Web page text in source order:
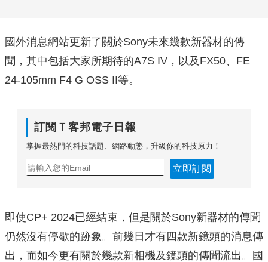
國外消息網站更新了關於Sony未來幾款新器材的傳
聞，其中包括大家所期待的A7S IV，以及FX50、FE
24-105mm F4 G OSS II等。
訂閱Ｔ客邦電子日報
掌握最熱門的科技話題、網路動態，升級你的科技原力！
立即訂閱
即使CP+ 2024已經結束，但是關於Sony新器材的傳聞
仍然沒有停歇的跡象。前幾日才有四款新鏡頭的消息傳
出，而如今更有關於幾款新相機及鏡頭的傳聞流出。國